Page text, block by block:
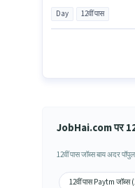
Day 12वीं पास
JobHai.com पर
12वीं पास जॉब्स बाय अदर
12वीं पास Paytm जॉब्स